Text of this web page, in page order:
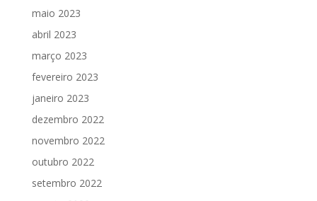
maio 2023
abril 2023
março 2023
fevereiro 2023
janeiro 2023
dezembro 2022
novembro 2022
outubro 2022
setembro 2022